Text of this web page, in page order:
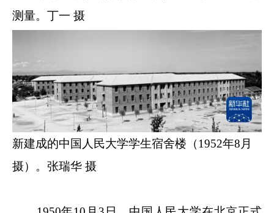
测量。丁一 摄
新建成的中国人民大学学生宿舍楼（1952年8月
摄）。张瑞华 摄